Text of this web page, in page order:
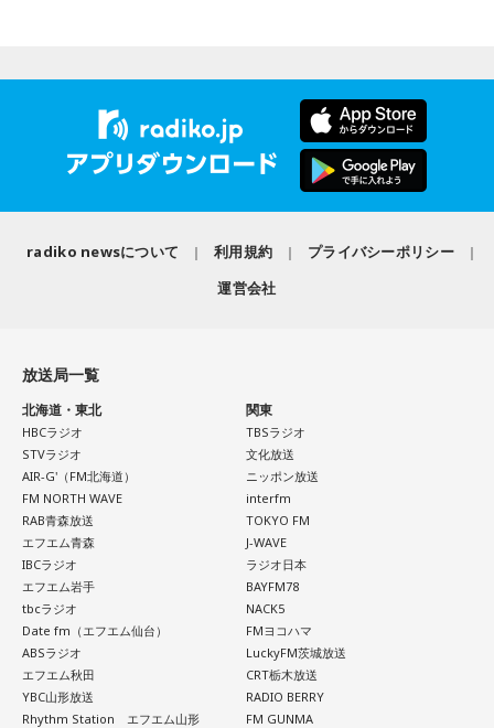
1966年生まれの福田正博さんは、日本人初のJリーグ得点王に
輝き、Jリーグ通算228試合出場93得点を挙げ、日本代表では
45試合出場で9ゴールを記録するなど活躍を見せ、1993年に
はW杯アジア地区最終予選にも出場しました。2002年に現役
を引退した後は、サッカー解説者としてメディアでの活動の
ほか、講演会やサッカー教室をおこなうなど、自身の経験を
は日本がボールを持つ時間もありました。しかし、後半に入
ってからブラジルが戦略を変えてきて、日本が一方的に押し
込まれてしまった。試合のなかで具体的な戦術が打ち出せな
かったと考えると、（選手のなかに）もう少し具体的な戦略
を示す人、ブレーンが必要なのかなと素人目には思ってしま
うのですが……。
福田：そういう見方も当然ありますし、それができれば一番
いいと思うのですが、森保監督は帰国後の会見で「戦術は後
出しジャンケンだ」と言っていたんです。どういうことかと
いうと、自分たちが変えたら相手がまた変えてくる、それに
対してまた変えていかなきゃならない。ベンチでその都度
（戦術を）言い続けても、向こうが変えてきたら、その変化
に対して変化しなきゃいけない。「こういうやり方をしま
す」「だったらこう対応します」と。
radiko newsについて 利用規約
プライバシーポリシー
運営会社
放送局一覧
北海道・東北
HBCラジオ
STVラジオ
AIR-G'（FM北海道）
FM NORTH WAVE
RAB青森放送
エフエム青森
IBCラジオ
エフエム岩手
tbcラジオ
Date fm（エフエム仙台）
ABSラジオ
エフエム秋田
YBC山形放送
Rhythm Station エフエム山形
関東
TBSラジオ
文化放送
ニッポン放送
interfm
TOKYO FM
J-WAVE
ラジオ日本
BAYFM78
NACK5
FMヨコハマ
LuckyFM茨城放送
CRT栃木放送
RADIO BERRY
FM GUNMA